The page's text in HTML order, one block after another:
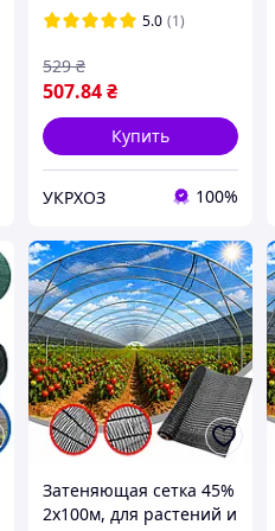
5.0 (1)
507.84₴
529 ₴
Купить
УКРХОЗ 100%
Затеняющая сетка 45%
2х100м, для растений и